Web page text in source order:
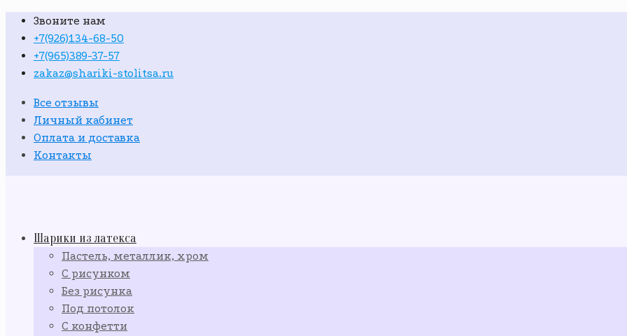
Звоните нам
+7(926)134-68-50
+7(965)389-37-57
zakaz@shariki-stolitsa.ru
Все отзывы
Личный кабинет
Оплата и доставка
Контакты
Шарики из латекса
Пастель, металлик, хром
С рисунком
Без рисунка
Под потолок
С конфетти